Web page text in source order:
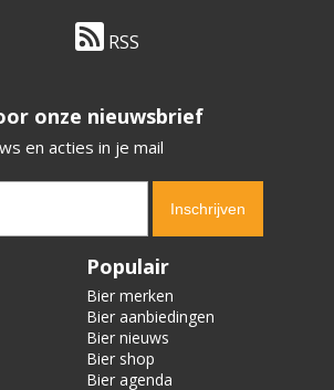
RSS
onze nieuwsbrief
en acties in je mail
Populair
Bier merken
Bier aanbiedingen
Bier nieuws
Bier shop
Bier agenda